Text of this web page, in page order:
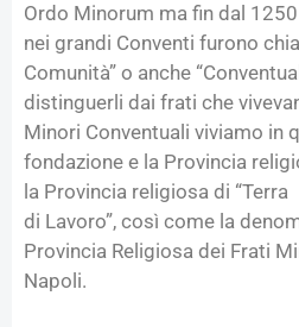
Ordo Minorum ma fin dal
nei grandi Conventi furono
Comunità” o anche
distinguerli dai frati che
Minori Conventuali viviamo in
fondazione e la Provincia
la Provincia religiosa di “Terra
di Lavoro”, così come la
Provincia Religiosa dei Frati
Napoli.